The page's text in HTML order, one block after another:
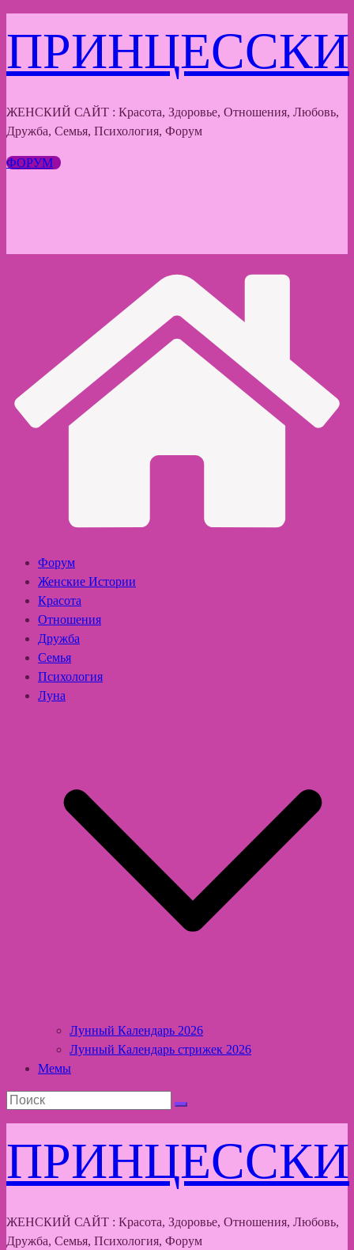
к
содержимому
ПРИНЦЕССКИ
ЖЕНСКИЙ САЙТ : Красота, Здоровье, Отношения, Любовь,
Дружба, Семья, Психология, Форум
ФОРУМ
Форум
Женские Истории
Красота
Отношения
Дружба
Семья
Психология
Луна
Лунный Календарь 2026
Лунный Календарь стрижек 2026
Мемы
ПРИНЦЕССКИ
ЖЕНСКИЙ САЙТ : Красота, Здоровье, Отношения, Любовь,
Дружба, Семья, Психология, Форум